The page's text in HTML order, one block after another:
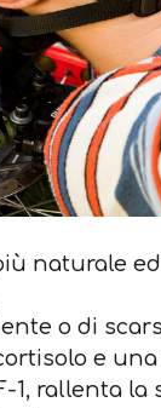
naturale
o di
e
1, rallenta